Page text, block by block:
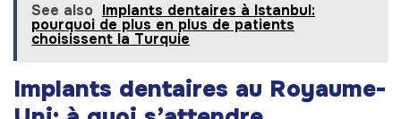
See also Implants dentaires à Istanbul:
pourquoi de plus en plus de patients
choisissent la Turquie
Implants dentaires au Royaume-